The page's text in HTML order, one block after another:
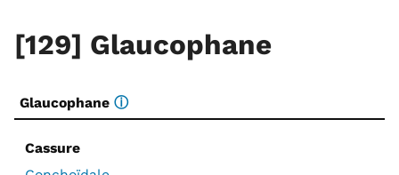
[129] Glaucophane
Glaucophane ⓘ
Cassure